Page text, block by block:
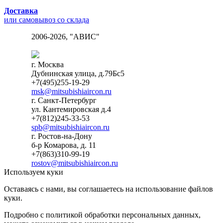
Доставка
или самовывоз со склада
2006-2026, "АВИС"
г. Москва
Дубнинская улица, д.79Бс5
+7(495)255-19-29
msk@mitsubishiaircon.ru
г. Санкт-Петербург
ул. Кантемировская д.4
+7(812)245-33-53
spb@mitsubishiaircon.ru
г. Ростов-на-Дону
б-р Комарова, д. 11
+7(863)310-99-19
rostov@mitsubishiaircon.ru
Используем куки
Оставаясь с нами, вы соглашаетесь на использование файлов
куки.
Подробно с политикой обработки персональных данных,